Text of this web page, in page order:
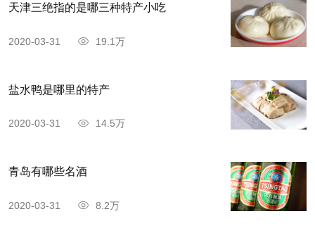
峨眉山碧潭飘雪，是四川省乐山市峨眉山的著
天津三绝指的是哪三种特产小吃
2020-03-31 19.1万
盐水鸭是哪里的特产
2020-03-31 14.5万
青岛有哪些名酒
2020-03-31 8.2万